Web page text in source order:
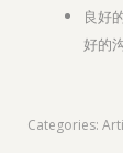
良好
好的
Categories: